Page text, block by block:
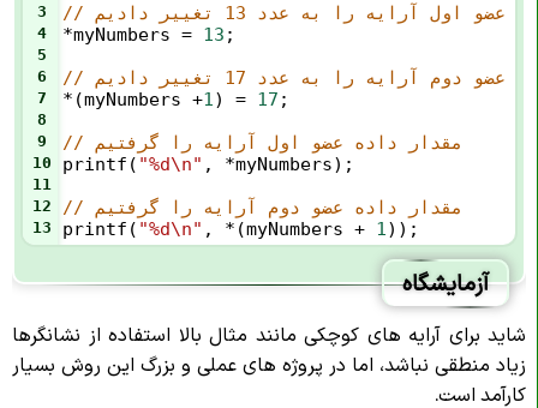
3
عضو اول آرایه را به عدد 13 تغییر دادیم
4 *myNumbers = 13 ;
5
6
عضو دوم آرایه را به عدد 17 تغییر دادیم
7 * (myNumbers +1) = 17 ;
8
9
// مقدار داده عضو اول آرایه را گرفتیم
10 printf ( "%d\n" , *myNumbers);
11
12
// مقدار داده عضو دوم آرایه را گرفتیم
13 printf ( "%d\n" , * (myNumbers + 1));
آزمایشگاه
شاید برای آرایه های کوچکی مانند مثال بالا استفاده از نشانگرها
زیاد منطقی نباشد، اما در پروژه های عملی و بزرگ این روش بسیار
کارآمد است.